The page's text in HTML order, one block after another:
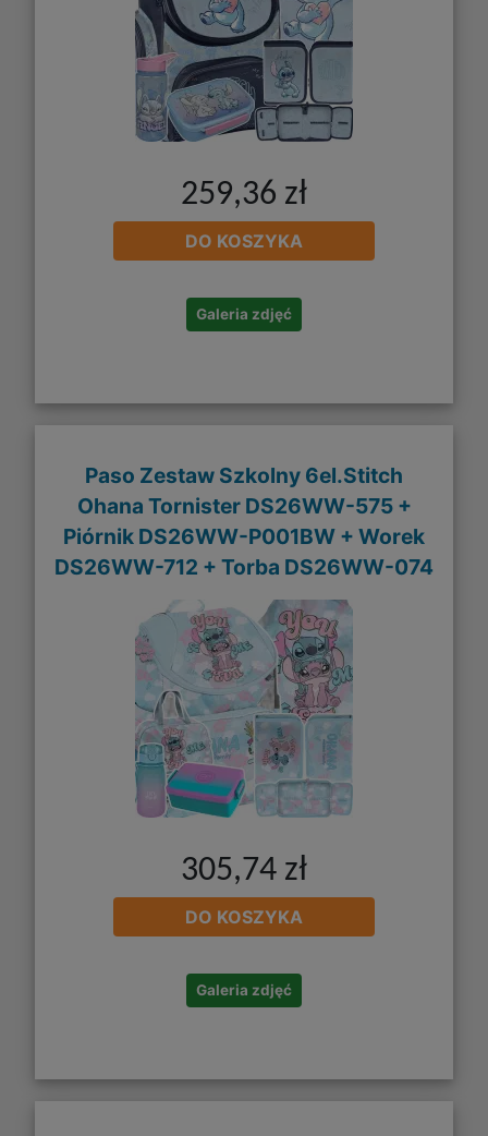
259,36 zł
DO KOSZYKA
Galeria zdjęć
Paso Zestaw Szkolny 6el.Stitch
Ohana Tornister DS26WW-575 +
Piórnik DS26WW-P001BW + Worek
DS26WW-712 + Torba DS26WW-074
305,74 zł
DO KOSZYKA
Galeria zdjęć